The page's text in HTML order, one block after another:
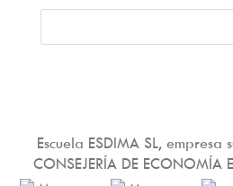
Escuela ESDIMA SL,
CONSEJERÍA DE ECONOMÍA